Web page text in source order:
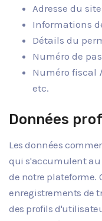
Adresse du
Informations
Détails du
Numéro de
Numéro fiscal
etc.
Données
Les données
qui s'accumulent
de notre plateforme.
enregistrements de
des profils